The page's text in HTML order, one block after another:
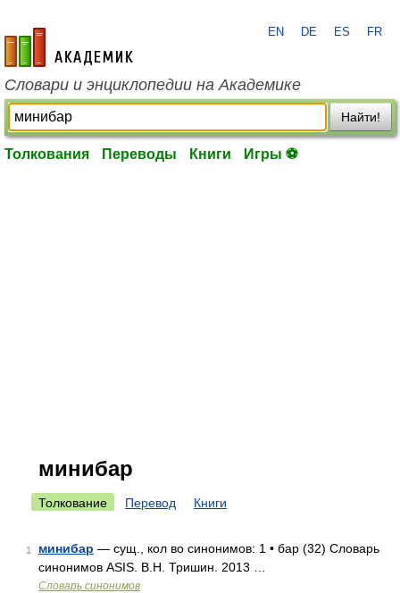
academic.ru
EN DE ES FR
Словари и энциклопедии на Академике
Найти!
Толкования Переводы Книги Игры ⚽
минибар
Толкование Перевод Книги
1 минибар — сущ., кол во синонимов: 1 • бар (32) Словарь
синонимов ASIS. В.Н. Тришин. 2013 …
Словарь синонимов